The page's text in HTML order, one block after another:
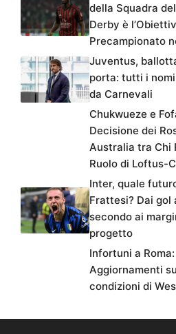
della Squadra del
Derby è
Precampionato
Juventus,
porta: tutti i
da Carnevali
Chukwueze e
Decisione dei
Australia tra Chi
Ruolo di Loftus-
Inter, quale
Frattesi? Dai gol
secondo ai
progetto
Infortuni a Roma:
Aggiornamenti
condizioni di